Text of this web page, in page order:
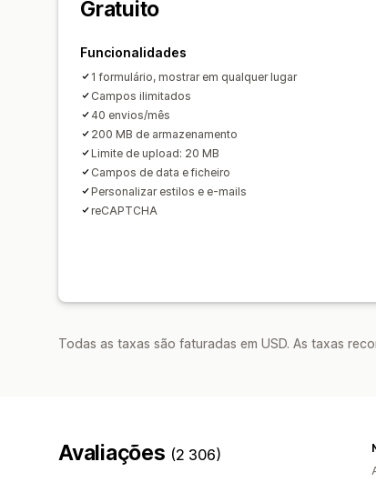
Gratuito
Funcionalidades
1 formulário, mostrar em qualquer lugar
Campos ilimitados
40 envios/mês
200 MB de armazenamento
Limite de upload: 20 MB
Campos de data e ficheiro
Personalizar estilos e e-mails
reCAPTCHA
Todas as taxas são faturadas em USD. As taxas
Avaliações (2 306)